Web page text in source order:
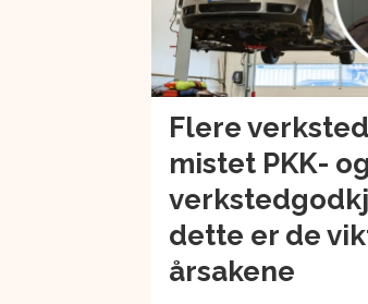
Flere
mistet PKK- og
dette er de
årsakene